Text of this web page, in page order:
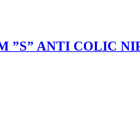
ANTI COLIC